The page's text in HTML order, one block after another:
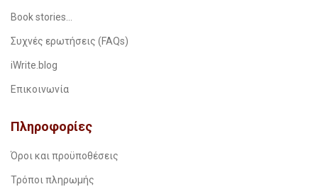
Book stories…
Συχνές ερωτήσεις (FAQs)
iWrite.blog
Επικοινωνία
Πληροφορίες
Όροι και προϋποθέσεις
Τρόποι πληρωμής